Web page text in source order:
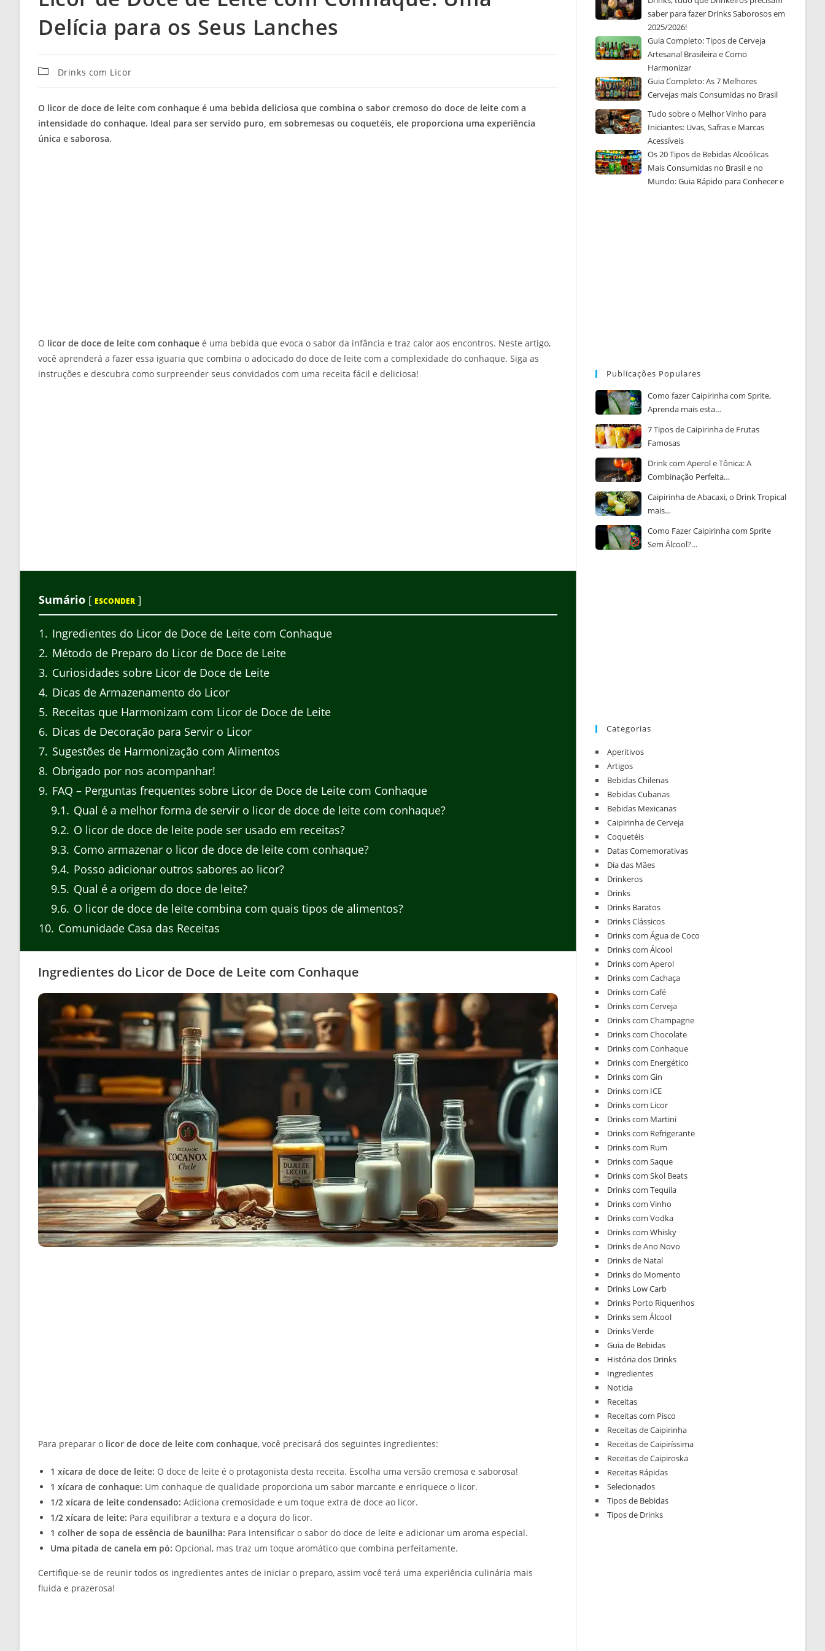
Delícia para os Seus Lanches
CategoriaDrinks com Licor
O licor de doce de leite com conhaque é uma bebida deliciosa que combina o sabor cremoso do doce de leite com a
intensidade do conhaque. Ideal para ser servido puro, em sobremesas ou coquetéis, ele proporciona uma experiência
única e saborosa.
O licor de doce de leite com conhaque é uma bebida que evoca o sabor da infância e traz calor aos encontros. Neste artigo,
você aprenderá a fazer essa iguaria que combina o adocicado do doce de leite com a complexidade do conhaque. Siga as
instruções e descubra como surpreender seus convidados com uma receita fácil e deliciosa!
Sumário [ ESCONDER ]
1
Ingredientes do Licor de Doce de Leite com Conhaque
2 Método de Preparo do Licor de Doce de Leite
3 Curiosidades sobre Licor de Doce de Leite
4 Dicas de Armazenamento do Licor
5 Receitas que Harmonizam com Licor de Doce de Leite
6 Dicas de Decoração para Servir o Licor
7 Sugestões de Harmonização com Alimentos
8 Obrigado por nos acompanhar!
9 FAQ – Perguntas frequentes sobre Licor de Doce de Leite com Conhaque
9.1
Qual é a melhor forma de servir o licor de doce de leite com conhaque?
9.2 O licor de doce de leite pode ser usado em receitas?
9.3 Como armazenar o licor de doce de leite com conhaque?
9.4 Posso adicionar outros sabores ao licor?
9.5 Qual é a origem do doce de leite?
9.6 O licor de doce de leite combina com quais tipos de alimentos?
10 Comunidade Casa das Receitas
Ingredientes do Licor de Doce de Leite com Conhaque
Para preparar o licor de doce de leite com conhaque, você precisará dos seguintes ingredientes:
1 xícara de doce de leite: O doce de leite é o protagonista desta receita. Escolha uma versão cremosa e saborosa!
1 xícara de conhaque: Um conhaque de qualidade proporciona um sabor marcante e enriquece o licor.
1/2 xícara de leite condensado: Adiciona cremosidade e um toque extra de doce ao licor.
1/2 xícara de leite: Para equilibrar a textura e a doçura do licor.
1 colher de sopa de essência de baunilha: Para intensificar o sabor do doce de leite e adicionar um aroma especial.
Uma pitada de canela em pó: Opcional, mas traz um toque aromático que combina perfeitamente.
Certifique-se de reunir todos os ingredientes antes de iniciar o preparo, assim você terá uma experiência culinária mais
fluida e prazerosa!
saber para fazer Drinks Saborosos em
2025/2026!
Guia Completo: Tipos de Cerveja
Artesanal Brasileira e Como
Harmonizar
Guia Completo: As 7 Melhores
Cervejas mais Consumidas no Brasil
Tudo sobre o Melhor Vinho para
Iniciantes: Uvas, Safras e Marcas
Acessíveis
Os 20 Tipos de Bebidas Alcoólicas
Mais Consumidas no Brasil e no
Mundo: Guia Rápido para Conhecer e
Publicações Populares
Como fazer Caipirinha com Sprite,
Aprenda mais esta…
7 Tipos de Caipirinha de Frutas
Famosas
Drink com Aperol e Tônica: A
Combinação Perfeita…
Caipirinha de Abacaxi, o Drink Tropical
mais…
Como Fazer Caipirinha com Sprite
Sem Álcool?…
Categorias
Aperitivos
Artigos
Bebidas Chilenas
Bebidas Cubanas
Bebidas Mexicanas
Caipirinha de Cerveja
Coquetéis
Datas Comemorativas
Dia das Mães
Drinkeros
Drinks
Drinks Baratos
Drinks Clássicos
Drinks com Água de Coco
Drinks com Álcool
Drinks com Aperol
Drinks com Cachaça
Drinks com Café
Drinks com Cerveja
Drinks com Champagne
Drinks com Chocolate
Drinks com Conhaque
Drinks com Energético
Drinks com Gin
Drinks com ICE
Drinks com Licor
Drinks com Martini
Drinks com Refrigerante
Drinks com Rum
Drinks com Saque
Drinks com Skol Beats
Drinks com Tequila
Drinks com Vinho
Drinks com Vodka
Drinks com Whisky
Drinks de Ano Novo
Drinks de Natal
Drinks do Momento
Drinks Low Carb
Drinks Porto Riquenhos
Drinks sem Álcool
Drinks Verde
Guia de Bebidas
História dos Drinks
Ingredientes
Noticia
Receitas
Receitas com Pisco
Receitas de Caipirinha
Receitas de Caipiríssima
Receitas de Caipiroska
Receitas Rápidas
Selecionados
Tipos de Bebidas
Tipos de Drinks